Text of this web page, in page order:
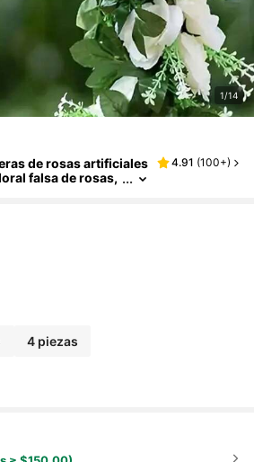
1/14
de rosas artificiales
falsa de rosas,
alféizar de
columpio, chimenea,
decoración de pa
4.91 (100+)
4 piezas